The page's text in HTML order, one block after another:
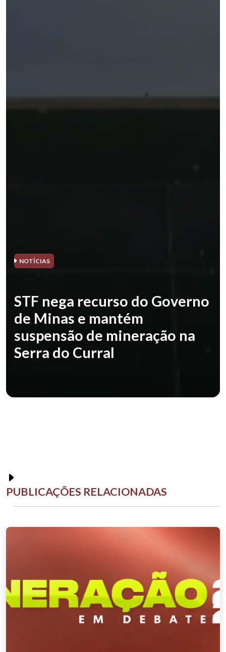
NOTÍCIAS
STF nega recurso do Governo
de Minas e mantém
suspensão de mineração na
Serra do Curral
PUBLICAÇÕES RELACIONADAS